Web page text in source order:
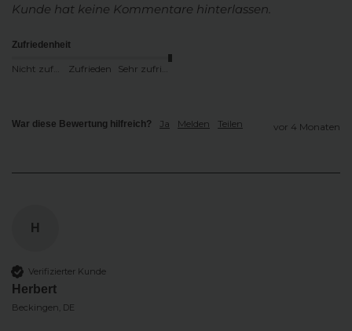
Kunde hat keine Kommentare hinterlassen.
Zufriedenheit
Nicht zufrieden Zufrieden Sehr zufrieden
War diese Bewertung hilfreich? Ja Melden Teilen vor 4 Monaten
H
Verifizierter Kunde
Herbert
Beckingen, DE